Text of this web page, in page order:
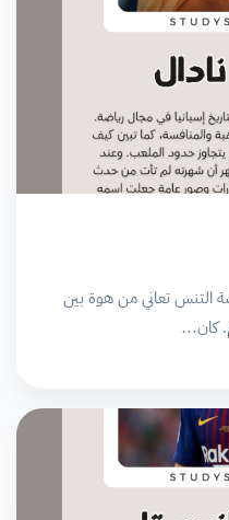
التنس تعاني من هوة بين
كان…